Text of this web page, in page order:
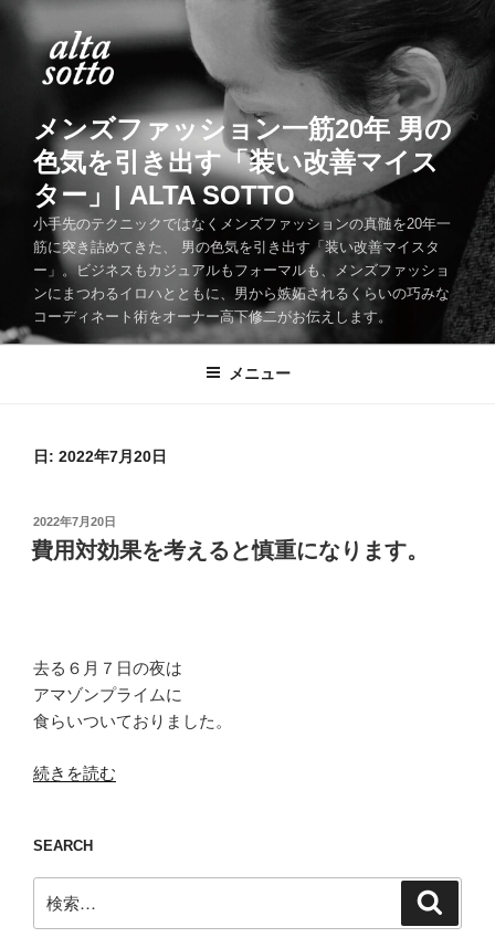
メンズファッション一筋20年 男の
色気を引き出す「装い改善マイス
ター」| ALTA SOTTO
小手先のテクニックではなくメンズファッションの真髄を20年一
筋に突き詰めてきた、 男の色気を引き出す「装い改善マイスタ
ー」。ビジネスもカジュアルもフォーマルも、メンズファッショ
ンにまつわるイロハとともに、男から嫉妬されるくらいの巧みな
コーディネート術をオーナー高下修二がお伝えします。
メニュー
日: 2022年7月20日
投
稿
日:
2022年7月20日
費用対効果を考えると慎重になります。
去る６月７日の夜は
アマゾンプライムに
食らいついておりました。
“費
効
果
を
考
続きを読む
SEARCH
索: